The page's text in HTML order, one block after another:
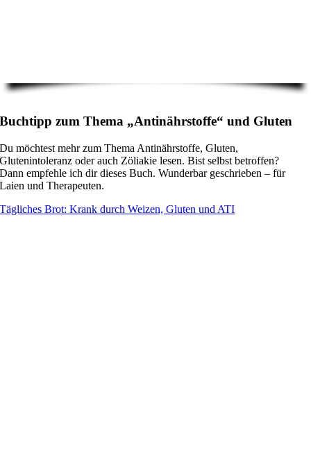
Buchtipp zum Thema „Antinährstoffe“ und Gluten
Du möchtest mehr zum Thema Antinährstoffe, Gluten,
Glutenintoleranz oder auch Zöliakie lesen. Bist selbst betroffen?
Dann empfehle ich dir dieses Buch. Wunderbar geschrieben – für
Laien und Therapeuten.
Tägliches Brot: Krank durch Weizen, Gluten und ATI